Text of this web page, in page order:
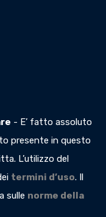
- E’ fatto assoluto
presente in questo
L’utilizzo del
termini d’uso. Il
sulle norme della